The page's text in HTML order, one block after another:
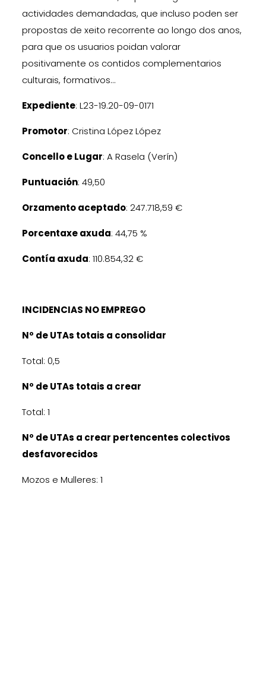
actividades demandadas, que incluso poden ser
propostas de xeito recorrente ao longo dos anos,
para que os usuarios poidan valorar
positivamente os contidos complementarios
culturais, formativos…
Expediente: L23-19.20-09-0171
Promotor: Cristina López López
Concello e Lugar: A Rasela (Verín)
Puntuación: 49,50
Orzamento aceptado: 247.718,59 €
Porcentaxe axuda: 44,75 %
Contía axuda: 110.854,32 €
INCIDENCIAS NO EMPREGO
Nº de UTAs totais a consolidar
Total: 0,5
Nº de UTAs totais a crear
Total: 1
Nº de UTAs a crear pertencentes colectivos
desfavorecidos
Mozos e Mulleres: 1